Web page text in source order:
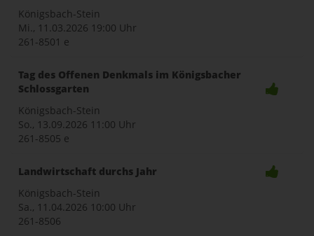
Königsbach-Stein
Mi., 11.03.2026 19:00 Uhr
261-8501 e
Tag des Offenen Denkmals im Königsbacher
Schlossgarten
Königsbach-Stein
So., 13.09.2026 11:00 Uhr
261-8505 e
Landwirtschaft durchs Jahr
Königsbach-Stein
Sa., 11.04.2026 10:00 Uhr
261-8506